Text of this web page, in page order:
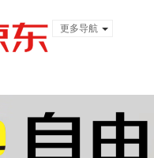
更多导航